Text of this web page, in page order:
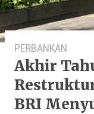
PERBANKAN
Akhir
BRI